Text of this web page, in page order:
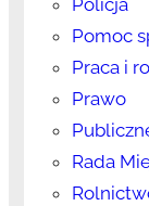
Policja
Pomoc
Praca i
Prawo
Rada